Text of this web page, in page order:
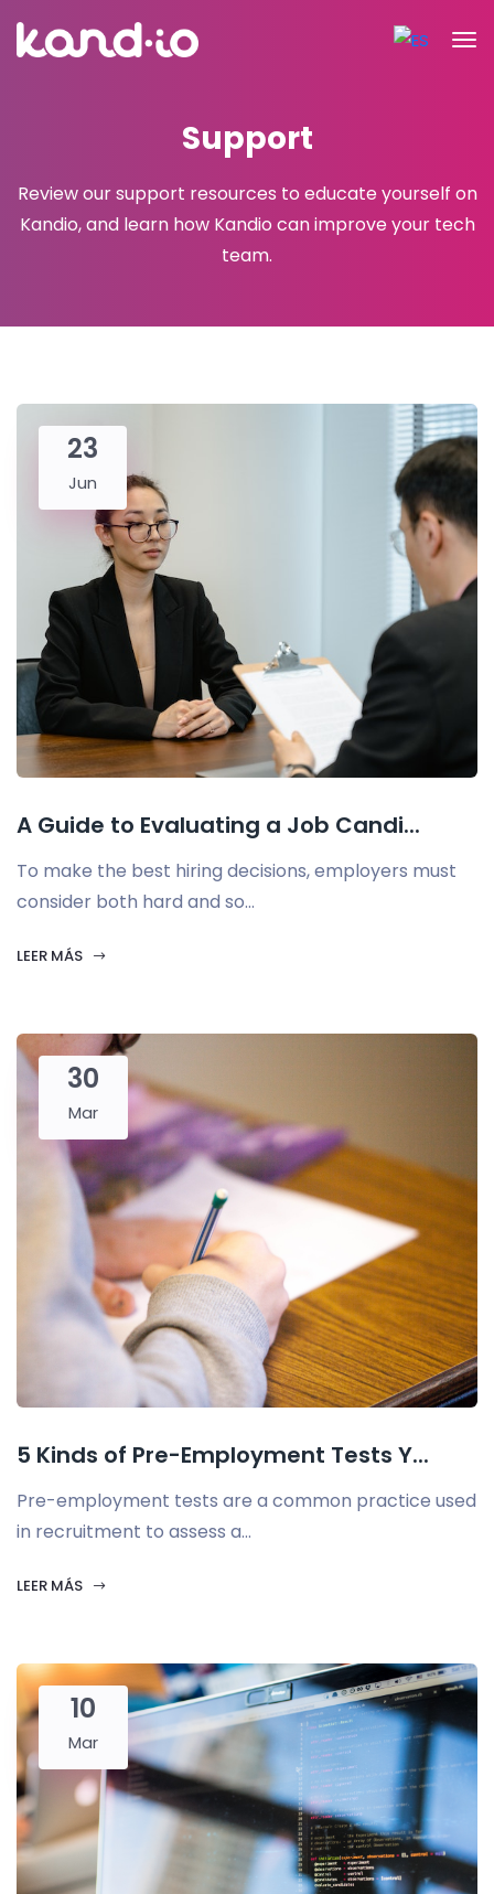
Support
Review our support resources to educate yourself on
Kandio, and learn how Kandio can improve your tech
team.
23
Jun
A Guide to Evaluating a Job Candi...
To make the best hiring decisions, employers must
consider both hard and so...
LEER MÁS
30
Mar
5 Kinds of Pre-Employment Tests Y...
Pre-employment tests are a common practice used
in recruitment to assess a...
LEER MÁS
10
Mar